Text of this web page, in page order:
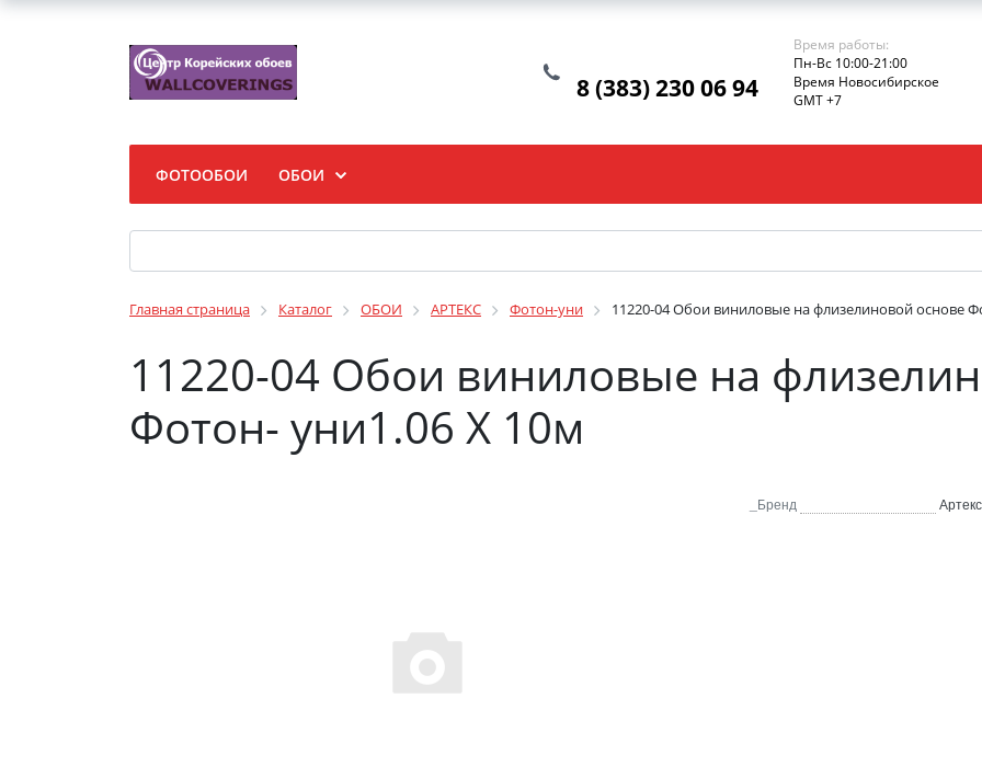
8 (383) 230 06 94
Время работы:
Пн-Вс 10:00-21:00
Время Новосибирское
GMT +7
ФОТООБОИ ОБОИ
Главная страница Каталог ОБОИ АРТЕКС Фотон-уни 11220-04 Обои виниловые на флизелиновой основе
11220-04 Обои виниловые на
Фотон- уни1.06 X 10м
_Бренд Артекс